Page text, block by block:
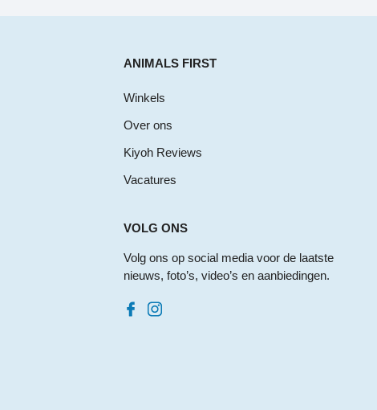
ANIMALS FIRST
Winkels
Over ons
Kiyoh Reviews
Vacatures
VOLG ONS
Volg ons op social media voor de laatste
nieuws, foto’s, video’s en aanbiedingen.